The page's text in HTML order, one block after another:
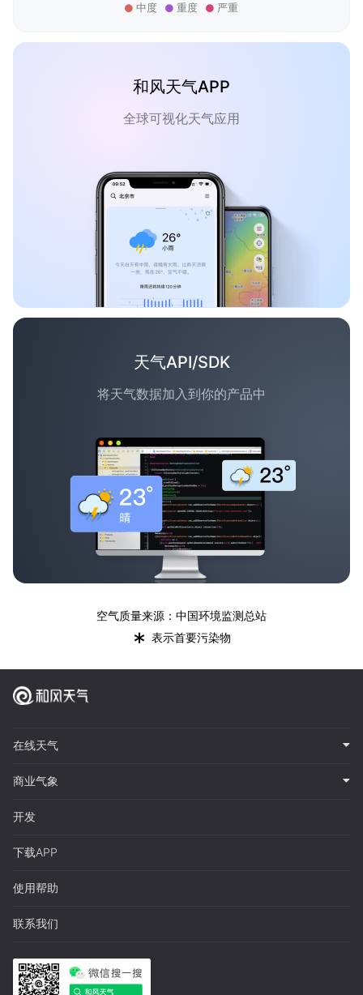
中度
重度 严重
和风天气APP
全球可视化天气应用
天气API/SDK
将天气数据加入到你的产品中
空气质量来源：中国环境监测总站
* 表示首要污染物
在线天气
商业气象
开发
下载APP
使用帮助
联系我们